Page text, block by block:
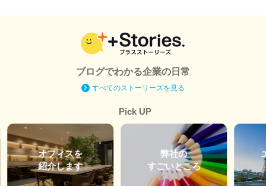
ブログでわかる企業の日常
すべてのストーリーズを見る
Pick UP
オフィスを
紹介します
弊社の
すごいところ